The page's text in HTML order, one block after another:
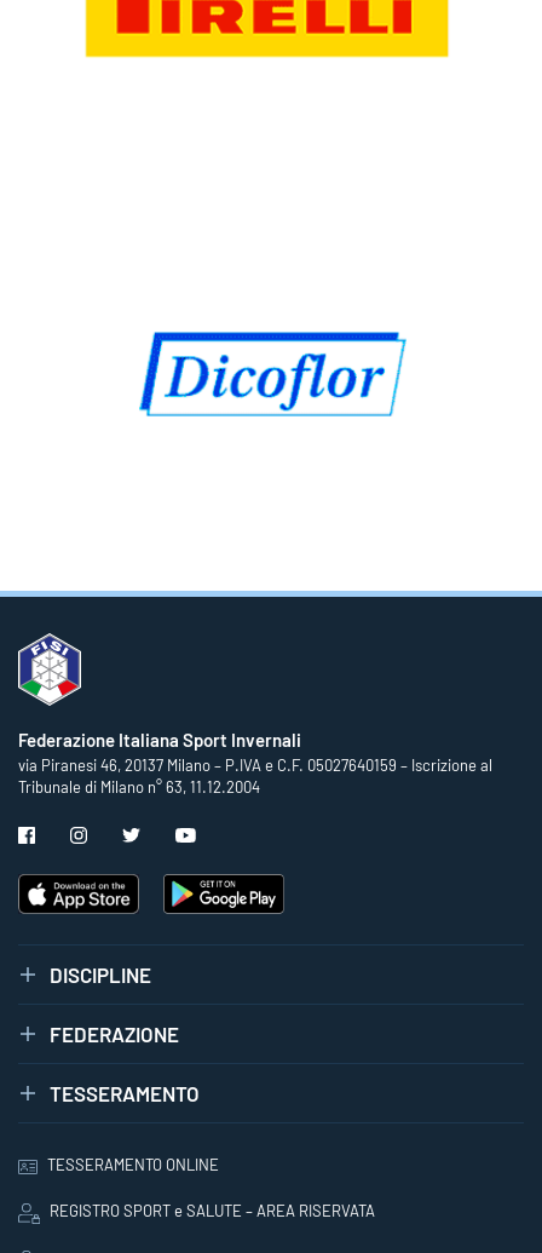
Federazione Italiana Sport Invernali
via Piranesi 46, 20137 Milano – P.IVA e C.F. 05027640159 – Iscrizione al
Tribunale di Milano n° 63, 11.12.2004
DISCIPLINE
FEDERAZIONE
TESSERAMENTO
TESSERAMENTO ONLINE
REGISTRO SPORT e SALUTE – AREA RISERVATA